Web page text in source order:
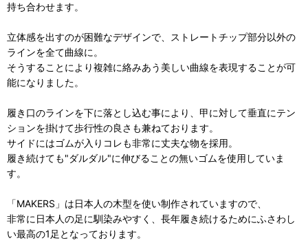
持ち合わせます。
立体感を出すのが困難なデザインで、ストレートチップ部分以外の
ラインを全て曲線に。
そうすることにより複雑に絡みあう美しい曲線を表現することが可
能になりました。
履き口のラインを下に落とし込む事により、甲に対して垂直にテン
ションを掛けて歩行性の良さも兼ねております。
サイドにはゴムが入りコレも非常に丈夫な物を採用。
履き続けても"ダルダル"に伸びることの無いゴムを使用していま
す。
「MAKERS」は日本人の木型を使い制作されていますので、
非常に日本人の足に馴染みやすく、長年履き続けるためにふさわし
い最高の1足となっております。